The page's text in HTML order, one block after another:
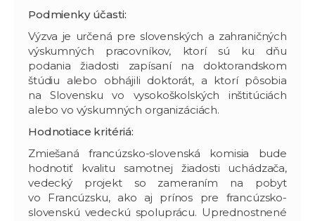
Podmienky účasti:
Výzva je určená pre slovenských a zahraničných
výskumných pracovníkov, ktorí sú ku dňu
podania žiadosti zapísaní na doktorandskom
štúdiu alebo obhájili doktorát, a ktorí pôsobia
na Slovensku vo vysokoškolských inštitúciách
alebo vo výskumných organizáciách.
Hodnotiace kritériá:
Zmiešaná francúzsko-slovenská komisia bude
hodnotiť kvalitu samotnej žiadosti uchádzača,
vedecký projekt so zameraním na pobyt
vo Francúzsku, ako aj prínos pre francúzsko-
slovenskú vedeckú spoluprácu. Uprednostnené